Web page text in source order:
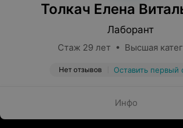
Толкач Елена
Лаборант
Стаж 29 лет • Высшая
Нет отзывов Оставить первый
Инфо